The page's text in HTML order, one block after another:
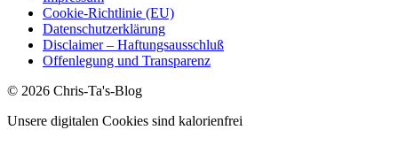
Cookie-Richtlinie (EU)
Datenschutzerklärung
Disclaimer – Haftungsausschluß
Offenlegung und Transparenz
© 2026 Chris-Ta's-Blog
Unsere digitalen Cookies sind kalorienfrei